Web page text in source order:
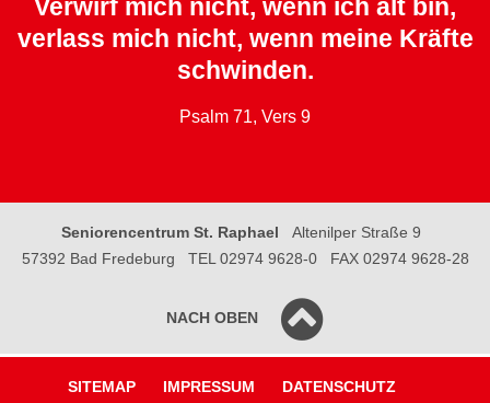
Verwirf mich nicht, wenn ich alt bin,
verlass mich nicht, wenn meine Kräfte
schwinden.
Psalm 71, Vers 9
Seniorencentrum St. Raphael
Altenilper Straße 9
57392 Bad Fredeburg
TEL 02974 9628-0 FAX 02974 9628-28
NACH OBEN
SITEMAP IMPRESSUM DATENSCHUTZ